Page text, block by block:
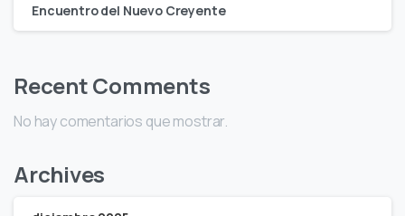
Encuentro del Nuevo Creyente
Recent Comments
No hay comentarios que mostrar.
Archives